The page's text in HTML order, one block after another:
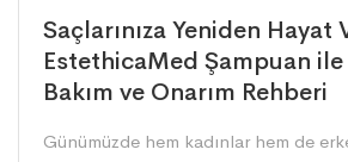
Saçlarınıza Yeniden Hayat
EstethicaMed Şampuan ile
Bakım ve Onarım Rehberi
Günümüzde hem kadınlar hem de